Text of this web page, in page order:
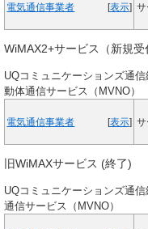
[表示]
電気通信事業者 サ
WiMAX2+サービス（新規受
UQコミュニケーションズ通
動体通信サービス（MVNO）
[表示]
電気通信事業者 サ
旧WiMAXサービス (終了)
UQコミュニケーションズ通
通信サービス（MVNO）